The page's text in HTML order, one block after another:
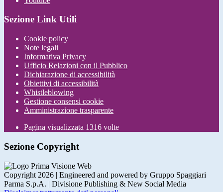
Sezione Link Utili
Cookie policy
Note legali
Informativa Privacy
Ufficio Relazioni con il Pubblico
Dichiarazione di accessibilità
Obiettivi di accessibilità
Whistleblowing
Gestione consensi cookie
Amministrazione trasparente
Pagina visualizzata 1316 volte
Sezione Copyright
Copyright 2026 | Engineered and powered by Gruppo Spaggiari
Parma S.p.A. | Divisione Publishing & New Social Media